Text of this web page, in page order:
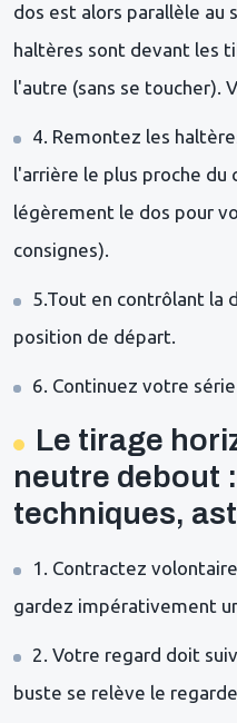
dos est alors parallèle au
haltères sont devant les
l'autre (sans se toucher).
4. Remontez les
l'arrière le plus proche du
légèrement le dos pour
consignes).
5.Tout en contrôlant la
position de départ.
6. Continuez votre
Le tirage
neutre debout
techniques,
1. Contractez
gardez impérativement
2. Votre regard doit
buste se relève le